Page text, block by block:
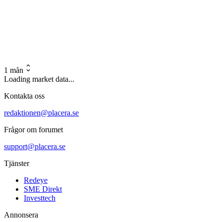
1 mån
Loading market data...
Kontakta oss
redaktionen@placera.se
Frågor om forumet
support@placera.se
Tjänster
Redeye
SME Direkt
Investtech
Annonsera